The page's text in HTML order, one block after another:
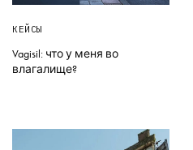
КЕЙСЫ
Vagisil: что у меня во
влагалище?